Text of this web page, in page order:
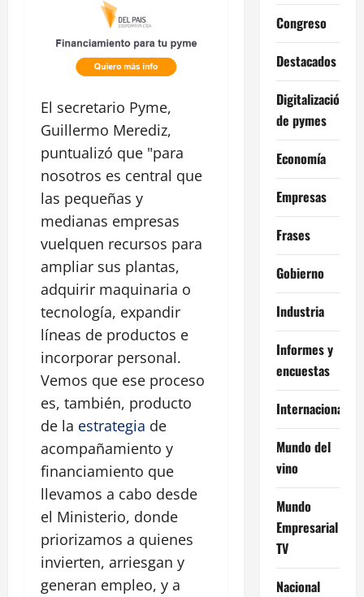
El secretario Pyme,
Guillermo Merediz,
puntualizó que "para
nosotros es central que
las pequeñas y
medianas empresas
vuelquen recursos para
ampliar sus plantas,
adquirir maquinaria o
tecnología, expandir
líneas de productos e
incorporar personal.
Vemos que ese proceso
es, también, producto
de la estrategia de
acompañamiento y
financiamiento que
llevamos a cabo desde
el Ministerio, donde
priorizamos a quienes
invierten, arriesgan y
generan empleo, y a
Congreso
Destacados
Digitalización
de pymes
Economía
Empresas
Frases
Gobierno
Industria
Informes y
encuestas
Internacional
Mundo del
vino
Mundo
Empresarial
TV
Nacional